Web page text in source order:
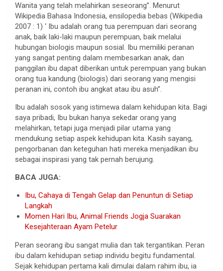
Wanita yang telah melahirkan seseorang”. Menurut
Wikipedia Bahasa Indonesia, ensilopedia bebas (Wikipedia
2007 : 1) ‘ Ibu adalah orang tua perempuan dari seorang
anak, baik laki-laki maupun perempuan, baik melalui
hubungan biologis maupun sosial. Ibu memiliki peranan
yang sangat penting dalam membesarkan anak, dan
panggilan ibu dapat diberikan untuk perempuan yang bukan
orang tua kandung (biologis) dari seorang yang mengisi
peranan ini, contoh ibu angkat atau ibu asuh”.
Ibu adalah sosok yang istimewa dalam kehidupan kita. Bagi
saya pribadi, Ibu bukan hanya sekedar orang yang
melahirkan, tetapi juga menjadi pilar utama yang
mendukung setiap aspek kehidupan kita. Kasih sayang,
pengorbanan dan keteguhan hati mereka menjadikan ibu
sebagai inspirasi yang tak pernah berujung.
BACA JUGA:
Ibu, Cahaya di Tengah Gelap dan Penuntun di Setiap
Langkah
Momen Hari Ibu, Animal Friends Jogja Suarakan
Kesejahteraan Ayam Petelur
Peran seorang ibu sangat mulia dan tak tergantikan. Peran
ibu dalam kehidupan setiap individu begitu fundamental.
Sejak kehidupan pertama kali dimulai dalam rahim ibu, ia